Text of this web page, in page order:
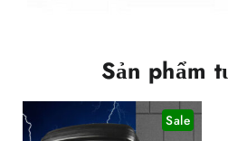
Sản phẩm
Sale